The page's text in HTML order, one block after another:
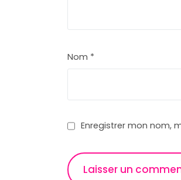
Nom *
Enregistrer mon nom,